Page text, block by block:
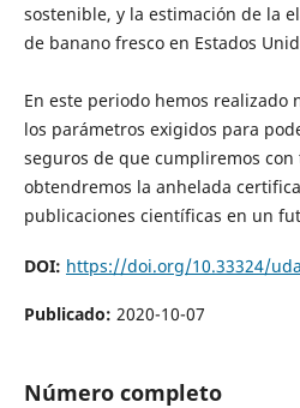
sostenible, y la estimación de la
de banano fresco en Estados
En este periodo hemos realizado
los parámetros exigidos para
seguros de que cumpliremos
obtendremos la anhelada
publicaciones científicas en un
DOI: https://doi.org/10.33324/
Publicado: 2020-10-07
Número completo